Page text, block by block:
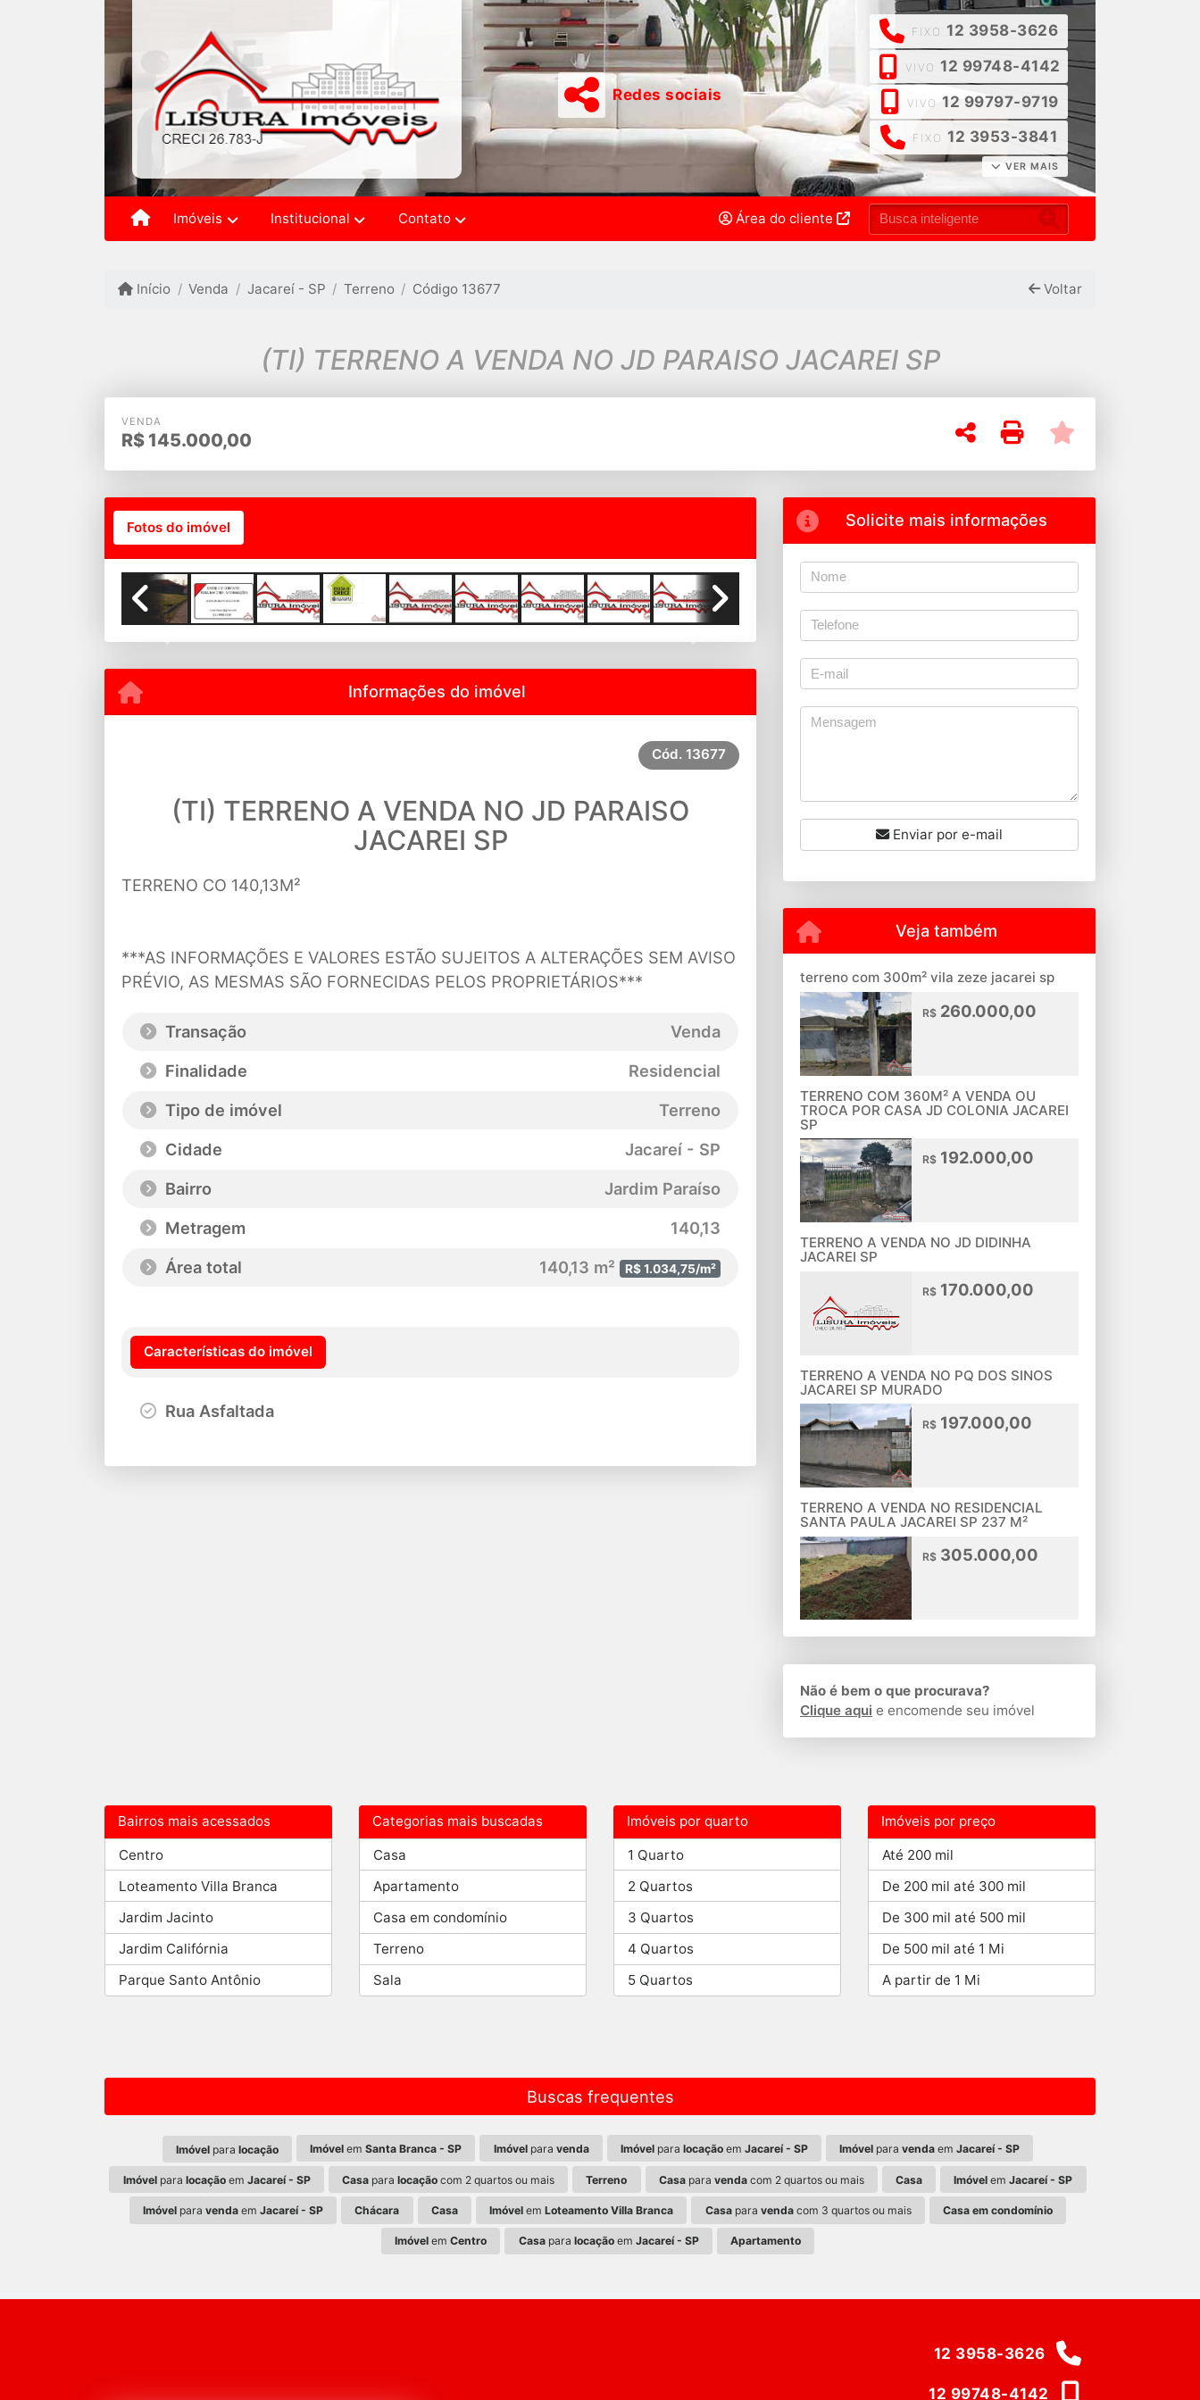
Imóveis Institucional Contato Área do cliente
Redes sociais
FIXO 12 3958-3626
VIVO 12 99748-4142
VIVO 12 99797-9719
FIXO 12 3953-3841
VER MAIS
Início Venda Jacareí - SP Terreno Código 13677 Voltar
(TI) TERRENO A VENDA NO JD PARAISO JACAREI SP
VENDA
R$ 145.000,00
Fotos do imóvel
Informações do imóvel
Cód. 13677
(TI) TERRENO A VENDA NO JD PARAISO
JACAREI SP
TERRENO CO 140,13M²
***AS INFORMAÇÕES E VALORES ESTÃO SUJEITOS A ALTERAÇÕES SEM AVISO
PRÉVIO, AS MESMAS SÃO FORNECIDAS PELOS PROPRIETÁRIOS***
Transação
Venda
Finalidade
Residencial
Tipo de imóvel
Terreno
Cidade
Jacareí - SP
Bairro
Jardim Paraíso
Metragem
140,13
Área total
140,13 m² R$ 1.034,75/m²
Características do imóvel
Rua Asfaltada
Solicite mais informações
Enviar por e-mail
Veja também
terreno com 300m² vila zeze jacarei sp
R$260.000,00
TERRENO COM 360M² A VENDA OU
TROCA POR CASA JD COLONIA JACAREI
SP
R$192.000,00
TERRENO A VENDA NO JD DIDINHA
JACAREI SP
R$170.000,00
TERRENO A VENDA NO PQ DOS SINOS
JACAREI SP MURADO
R$197.000,00
TERRENO A VENDA NO RESIDENCIAL
SANTA PAULA JACAREI SP 237 M²
R$305.000,00
Não é bem o que procurava?
Clique aqui e encomende seu imóvel
Bairros mais acessados
Centro
Loteamento Villa Branca
Jardim Jacinto
Jardim Califórnia
Parque Santo Antônio
Categorias mais buscadas
Casa
Apartamento
Casa em condomínio
Terreno
Sala
Imóveis por quarto
1 Quarto
2 Quartos
3 Quartos
4 Quartos
5 Quartos
Imóveis por preço
Até 200 mil
De 200 mil até 300 mil
De 300 mil até 500 mil
De 500 mil até 1 Mi
A partir de 1 Mi
Buscas frequentes
Imóvelpara locação Imóvel emSanta Branca - SP Imóvelpara venda Imóvelpara locaçãoem Jacareí - SP Imóvel paravenda emJacareí - SP
Imóvelpara locaçãoem Jacareí - SP Casapara locaçãocom 2 quartos ou mais Terreno Casapara vendacom 2 quartos ou mais Casa Imóvel emJacareí - SP
Imóvel paravenda emJacareí - SP Chácara Casa Imóvel emLoteamento Villa Branca Casapara vendacom 3 quartos ou mais Casa em condomínio
Imóvel emCentro Casapara locaçãoem Jacareí - SP Apartamento
12 3958-3626
12 99748-4142